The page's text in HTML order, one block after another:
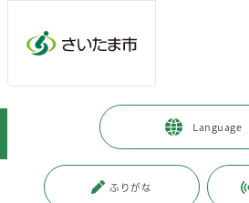
Language
ふりがな
施設を探す・予約する > 動
イチゴの栽培日記
更新日付：2025年